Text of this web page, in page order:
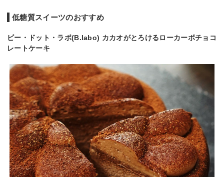
低糖質スイーツのおすすめ
ビー・ドット・ラボ(B.labo) カカオがとろけるローカーボチョコ
レートケーキ